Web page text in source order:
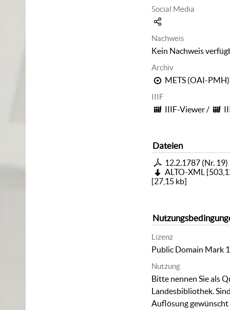
Social Media
Nachweis
Kein Nachweis
Archiv
METS (OAI-PMH)
IIIF
IIIF-Viewer/
Dateien
12.2.1787 (Nr. 19)
ALTO-XML [
[27,15 kb]
Lizenz
Public Domain Mark
Nutzung
Bitte nennen Sie als
Landesbibliothek.
Auflösung